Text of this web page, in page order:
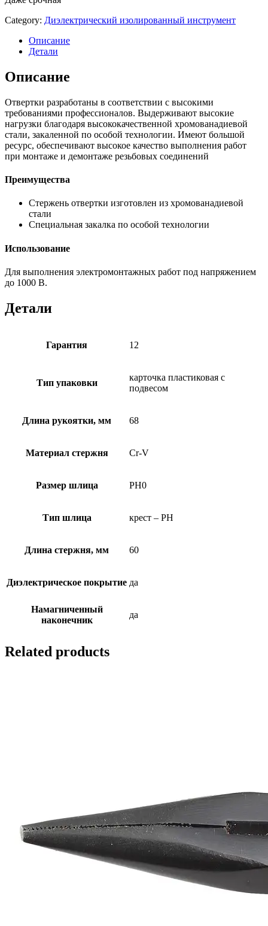
Category: Диэлектрический изолированный инструмент
Описание
Детали
Описание
Отвертки разработаны в соответствии с высокими
требованиями профессионалов. Выдерживают высокие
нагрузки благодаря высококачественной хромованадиевой
стали, закаленной по особой технологии. Имеют большой
ресурс, обеспечивают высокое качество выполнения работ
при монтаже и демонтаже резьбовых соединений
Преимущества
Стержень отвертки изготовлен из хромованадиевой
стали
Специальная закалка по особой технологии
Использование
Для выполнения электромонтажных работ под напряжением
до 1000 В.
Детали
Гарантия 12
Тип упаковки
карточка пластиковая с
подвесом
Длина рукоятки, мм 68
Материал стержня Cr-V
Размер шлица PH0
Тип шлица крест – PH
Длина стержня, мм 60
Диэлектрическое покрытие да
Намагниченный
наконечник
да
Related products